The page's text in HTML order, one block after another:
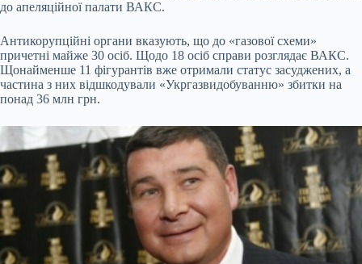
до апеляційної палати ВАКС.
Антикорупційні органи вказують, що до «газової схеми»
причетні майже 30 осіб. Щодо 18 осіб справи розглядає ВАКС.
Щонайменше 11 фігурантів вже отримали статус засуджених, а
частина з них відшкодували «Укргазвидобуванню» збитки на
понад 36 млн грн.